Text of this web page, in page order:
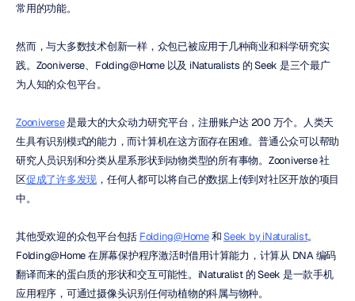
常用的功能。
然而，与大多数技术创新一样，众包已被应用于几种商业和科学研究实
践。Zooniverse、Folding@Home 以及 iNaturalists 的 Seek 是三个最广
为人知的众包平台。
Zooniverse 是最大的大众动力研究平台，注册账户达 200 万个。人类天
生具有识别模式的能力，而计算机在这方面存在困难。普通公众可以帮助
研究人员识别和分类从星系形状到动物类型的所有事物。Zooniverse 社
区促成了许多发现 ，任何人都可以将自己的数据上传到对社区开放的项目
中。
其他受欢迎的众包平台包括 Folding@Home 和 Seek by iNaturalist。
Folding@Home 在屏幕保护程序激活时借用计算能力，计算从 DNA 编码
翻译而来的蛋白质的形状和交互可能性。iNaturalist 的 Seek 是一款手机
应用程序，可通过摄像头识别任何动植物的科属与物种。